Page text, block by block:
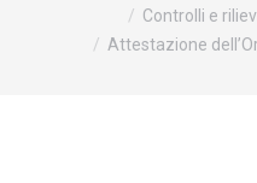
Controlli e
Attestazione